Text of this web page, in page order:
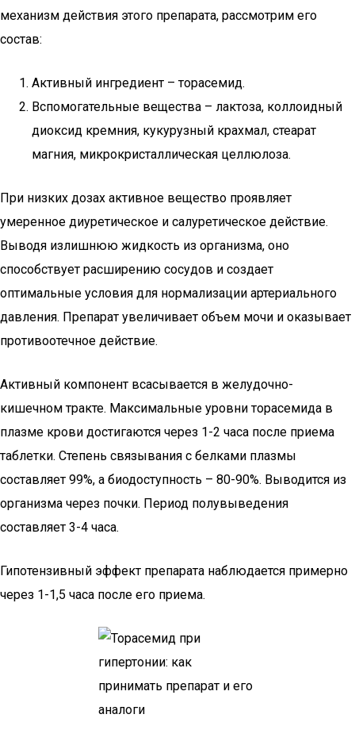
механизм действия этого препарата, рассмотрим его
состав:
Активный ингредиент – торасемид.
Вспомогательные вещества – лактоза, коллоидный
диоксид кремния, кукурузный крахмал, стеарат
магния, микрокристаллическая целлюлоза.
При низких дозах активное вещество проявляет
умеренное диуретическое и салуретическое действие.
Выводя излишнюю жидкость из организма, оно
способствует расширению сосудов и создает
оптимальные условия для нормализации артериального
давления. Препарат увеличивает объем мочи и оказывает
противоотечное действие.
Активный компонент всасывается в желудочно-
кишечном тракте. Максимальные уровни торасемида в
плазме крови достигаются через 1-2 часа после приема
таблетки. Степень связывания с белками плазмы
составляет 99%, а биодоступность – 80-90%. Выводится из
организма через почки. Период полувыведения
составляет 3-4 часа.
Гипотензивный эффект препарата наблюдается примерно
через 1-1,5 часа после его приема.